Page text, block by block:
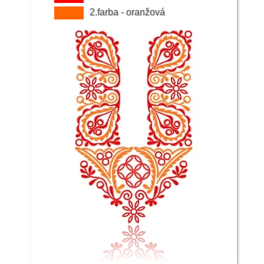
nastávalo drobenie väčších odevných
oblastí na menšie. V súčasných hraniciach
Trnavského samosprávneho kraja sa
vytvorili tri odevné oblasti: trnavská,
podunajská a záhorská s viacerými
odevnými variantmi: Trnavská oblasť:
základný trnavský variant, piešťanský
variant spodvariantom krakovianskym,
prechodný odev medzi uvedenými dvoma,
hlohovský variant.
Modrovský kroj patrí k skupine
piešťanského typu. V minulosti bol kroj
stálym odevom ľudu. Hoci sa postupne
prestal bežne nosiť, viacero žien s obľubou
nosí tento krásny, bohato vyšívaný kroj
Piešťanský a Modrovský kroj
2.farba - oranžová